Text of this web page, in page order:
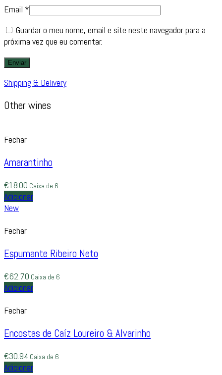
Email *
Guardar o meu nome, email e site neste navegador para a
próxima vez que eu comentar.
Shipping & Delivery
Other wines
Fechar
Amarantinho
€18.00 Caixa de 6
Adicionar
New
Fechar
Espumante Ribeiro Neto
€62.70 Caixa de 6
Adicionar
Fechar
Encostas de Caíz Loureiro & Alvarinho
€30.94 Caixa de 6
Adicionar